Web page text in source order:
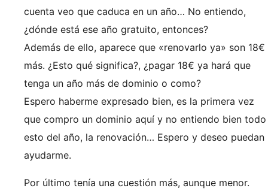
cuenta veo que caduca en un año… No entiendo,
¿dónde está ese año gratuito, entonces?
Además de ello, aparece que «renovarlo ya» son 18€
más. ¿Esto qué significa?, ¿pagar 18€ ya hará que
tenga un año más de dominio o como?
Espero haberme expresado bien, es la primera vez
que compro un dominio aquí y no entiendo bien todo
esto del año, la renovación… Espero y deseo puedan
ayudarme.
Por último tenía una cuestión más, aunque menor.